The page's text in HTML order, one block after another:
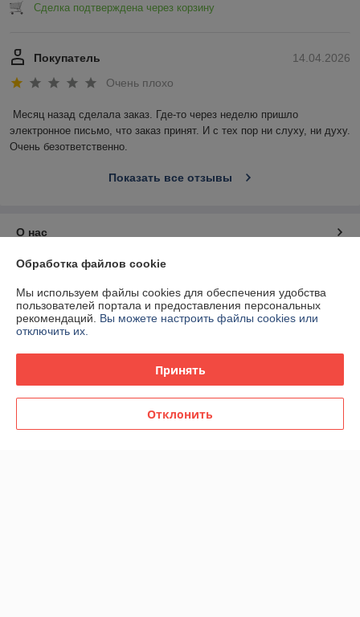
Сделка подтверждена через корзину
14.04.2026
Покупатель
Очень плохо
Месяц назад сделала заказ. Где-то через неделю пришло
электронное письмо, что заказ принят. И с тех пор ни слуху, ни духу.
Очень безответственно.
Показать все отзывы
О нас
Контакты
Доставка и оплата
Полная версия сайта
Политика обработки cookies
Обработка файлов cookie
Мы используем файлы cookies для обеспечения удобства
пользователей портала и предоставления персональных
рекомендаций. Вы можете настроить файлы cookies или
отключить их.
Принять
Отклонить